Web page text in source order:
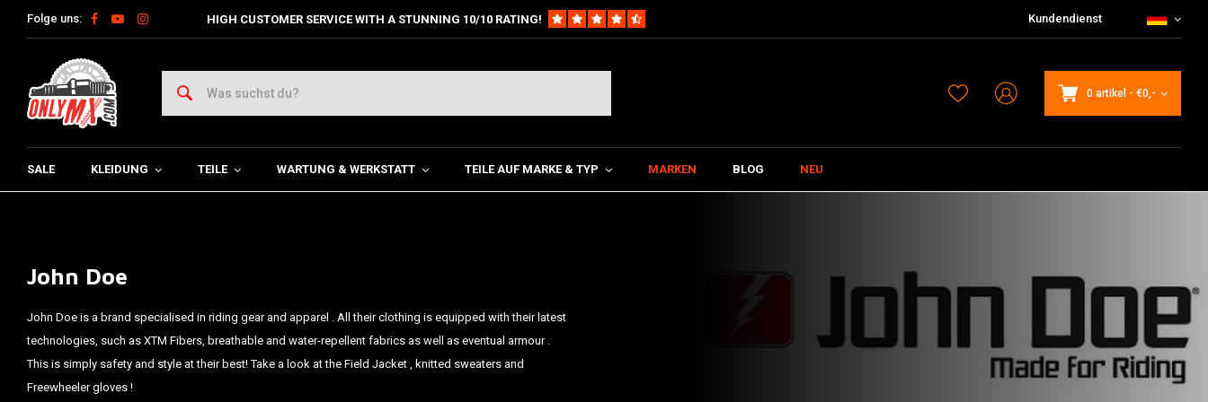
Folge uns: HIGH CUSTOMER SERVICE WITH A STUNNING 10/10 RATING! Kundendienst
0 artikel - €0,-
SALE KLEIDUNG TEILE WARTUNG & WERKSTATT TEILE AUF MARKE & TYP MARKEN BLOG NEU
John Doe
John Doe is a brand specialised in riding gear and apparel . All their clothing is equipped with their latest
technologies, such as XTM Fibers, breathable and water-repellent fabrics as well as eventual armour .
This is simply safety and style at their best! Take a look at the Field Jacket , knitted sweaters and
Freewheeler gloves !